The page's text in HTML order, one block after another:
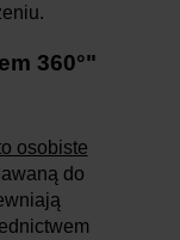
360°"
osobiste
do